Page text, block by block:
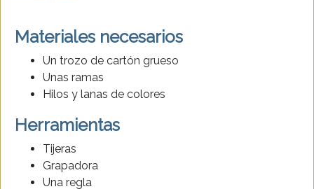
Materiales necesarios
Un trozo de cartón grueso
Unas ramas
Hilos y lanas de colores
Herramientas
Tijeras
Grapadora
Una regla